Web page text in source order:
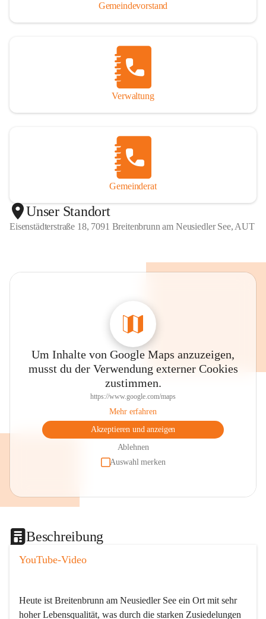
Gemeindevorstand
Verwaltung
Gemeinderat
Unser Standort
Eisenstädterstraße 18, 7091 Breitenbrunn am Neusiedler See, AUT
Um Inhalte von Google Maps anzuzeigen,
musst du der Verwendung externer Cookies
zustimmen.
https://www.google.com/maps
Mehr erfahren
Akzeptieren und anzeigen
Ablehnen
Auswahl merken
Beschreibung
YouTube-Video
Heute ist Breitenbrunn am Neusiedler See ein Ort mit sehr
hoher Lebensqualität, was durch die starken Zusiedelungen